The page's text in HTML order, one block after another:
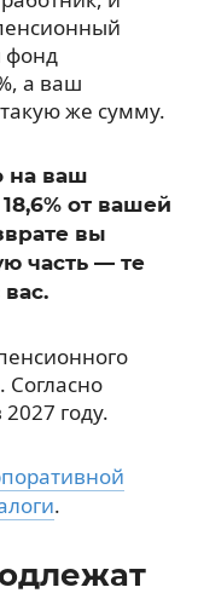
фонд
а ваш
же сумму.
на ваш
от вашей
вы
часть — те
Согласно
году.
.